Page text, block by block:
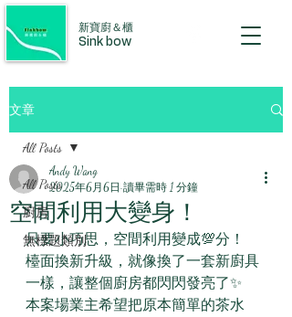
新寶廚＆櫃
Sink bow
文章
All Posts
廚房
無標題類別
All Posts
空間利用大變身！
Andy Wang
2025年6月6日 讀畢需時 1 分鐘
只要小巧思，空間利用變成💯分！
檯面換新升級，就像換了一套新廚具
一樣，讓整個廚房都閃閃發亮了✨
本案場業主希望把原本簡單的茶水